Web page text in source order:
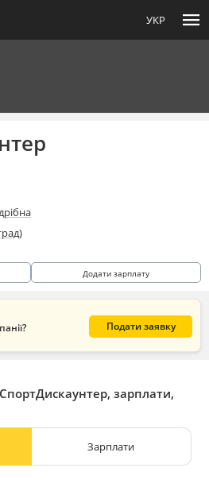
УКР menu
Додати зарплату
Подати заявку
зарплати,
Зарплати